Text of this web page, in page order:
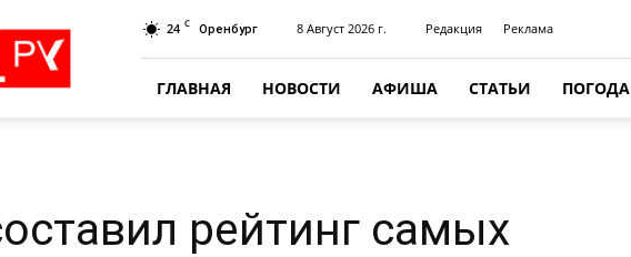
24 C Оренбург 8 Август 2026 г. Редакция Реклама
ГЛАВНАЯ НОВОСТИ АФИША СТАТЬИ ПОГОДА
рейтинг самых